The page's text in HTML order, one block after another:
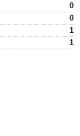
0
0
1
1